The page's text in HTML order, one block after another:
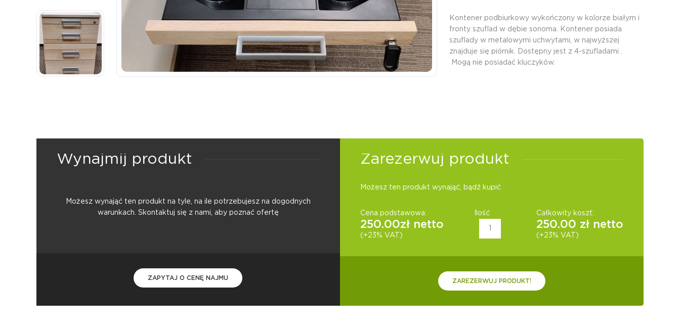
Kontener podbiurkowy wykończony w kolorze białym i
fronty szuflad w dębie sonoma. Kontener posiada
szuflady w metalowymi uchwytami, w najwyższej
znajduje się piórnik. Dostępny jest z 4-szufladami .
Mogą nie posiadać kluczyków.
Wynajmij produkt
Możesz wynająć ten produkt na tyle, na ile potrzebujesz na dogodnych
warunkach. Skontaktuj się z nami, aby poznać ofertę
ZAPYTAJ O CENĘ NAJMU
Zarezerwuj produkt
Możesz ten produkt wynająć, bądź kupić
Cena podstawowa:
250.00zł netto
(+23% VAT)
Ilość Całkowity koszt:
250.00 zł netto
(+23% VAT)
ZAREZERWUJ PRODUKT!